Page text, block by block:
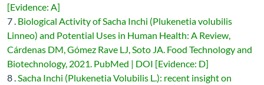
[Evidence: A]
7 . Biological Activity of Sacha Inchi (Plukenetia volubilis
Linneo) and Potential Uses in Human Health: A Review,
Cárdenas DM, Gómez Rave LJ, Soto JA. Food Technology and
Biotechnology, 2021. PubMed | DOI [Evidence: D]
8 .Sacha Inchi (Plukenetia Volubilis L.): recent insight on